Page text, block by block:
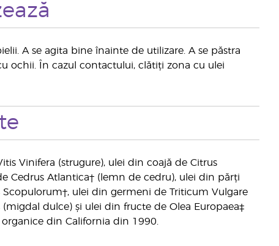
A se agita bine înainte de utilizare. A se păstra
ochii. În cazul contactului, clătiți zona cu ulei
Vinifera (strugure), ulei din coajă de Citrus
Cedrus Atlantica† (lemn de cedru), ulei din părți
ulei din germeni de Triticum Vulgare
dulce) și ulei din fructe de Olea Europaea‡
din California din 1990.